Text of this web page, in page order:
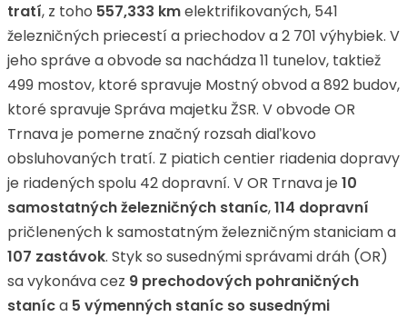
tratí, z toho 557,333 kmelektrifikovaných, 541
železničných priecestí a priechodov a 2 701 výhybiek. V
jeho správe a obvode sa nachádza 11 tunelov, taktiež
499 mostov, ktoré spravuje Mostný obvod a 892 budov,
ktoré spravuje Správa majetku ŽSR. V obvode OR
Trnava je pomerne značný rozsah diaľkovo
obsluhovaných tratí. Z piatich centier riadenia dopravy
je riadených spolu 42 dopravní. V OR Trnava je 10
samostatných železničných staníc,114 dopravní
pričlenených k samostatným železničným staniciam a
107 zastávok. Styk so susednými správami dráh (OR)
sa vykonáva cez 9 prechodových pohraničných
staníca 5 výmenných staníc so susednými